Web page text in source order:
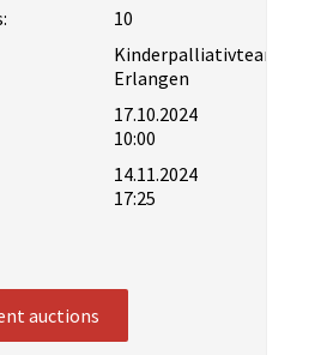
10
Kinderpalliativteam
Erlangen
17.10.2024
10:00
14.11.2024
17:25
auctions